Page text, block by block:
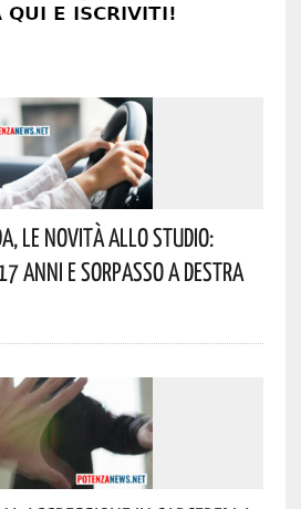
Le Novità Allo Studio:
Anni E Sorpasso A Destra